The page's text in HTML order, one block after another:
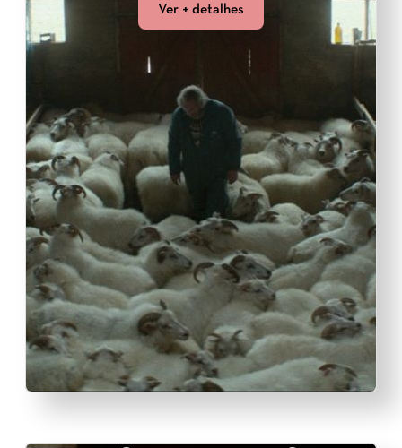
Ver + detalhes